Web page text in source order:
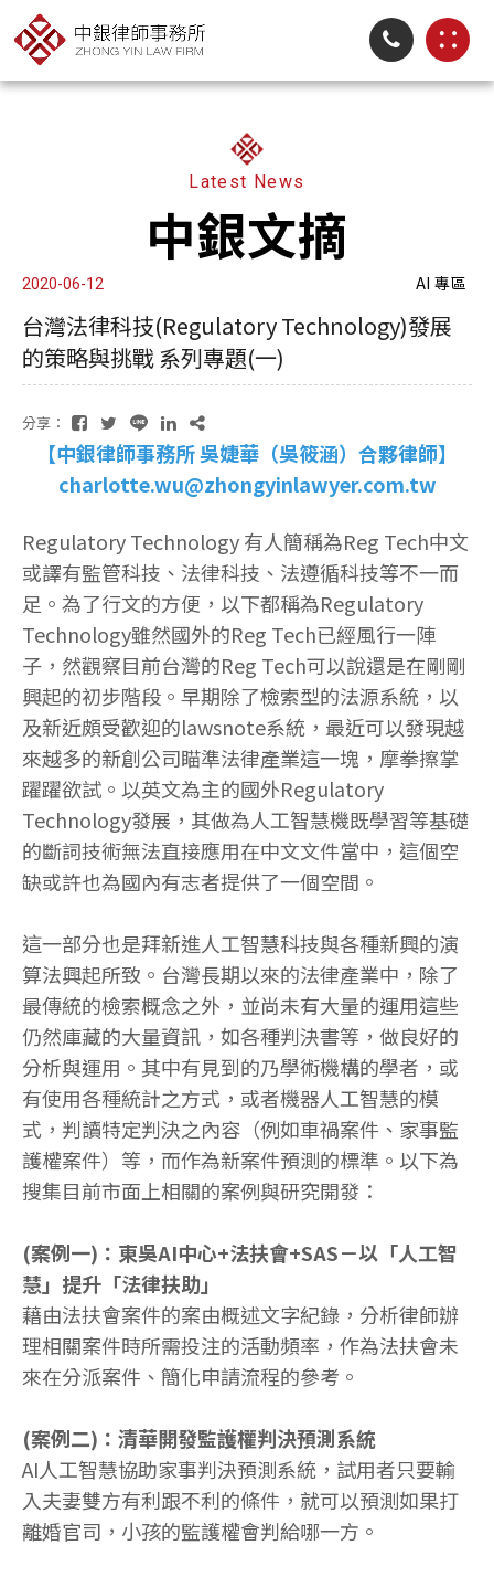
Latest News
中銀文摘
2020-06-12 AI 專區
台灣法律科技(Regulatory Technology)發展
的策略與挑戰 系列專題(一)
分享：
【中銀律師事務所 吳婕華（吳筱涵）合夥律師】
charlotte.wu@zhongyinlawyer.com.tw
Regulatory Technology 有人簡稱為Reg Tech中文
或譯有監管科技、法律科技、法遵循科技等不一而
足。為了行文的方便，以下都稱為Regulatory
Technology雖然國外的Reg Tech已經風行一陣
子，然觀察目前台灣的Reg Tech可以說還是在剛剛
興起的初步階段。早期除了檢索型的法源系統，以
及新近頗受歡迎的lawsnote系統，最近可以發現越
來越多的新創公司瞄準法律產業這一塊，摩拳擦掌
躍躍欲試。以英文為主的國外Regulatory
Technology發展，其做為人工智慧機既學習等基礎
的斷詞技術無法直接應用在中文文件當中，這個空
缺或許也為國內有志者提供了一個空間。
這一部分也是拜新進人工智慧科技與各種新興的演
算法興起所致。台灣長期以來的法律產業中，除了
最傳統的檢索概念之外，並尚未有大量的運用這些
仍然庫藏的大量資訊，如各種判決書等，做良好的
分析與運用。其中有見到的乃學術機構的學者，或
有使用各種統計之方式，或者機器人工智慧的模
式，判讀特定判決之內容（例如車禍案件、家事監
護權案件）等，而作為新案件預測的標準。以下為
搜集目前市面上相關的案例與研究開發：
(案例一)：東吳AI中心+法扶會+SAS－以「人工智
慧」提升「法律扶助」
藉由法扶會案件的案由概述文字紀錄，分析律師辦
理相關案件時所需投注的活動頻率，作為法扶會未
來在分派案件、簡化申請流程的參考。
(案例二)：清華開發監護權判決預測系統
AI人工智慧協助家事判決預測系統，試用者只要輸
入夫妻雙方有利跟不利的條件，就可以預測如果打
離婚官司，小孩的監護權會判給哪一方。